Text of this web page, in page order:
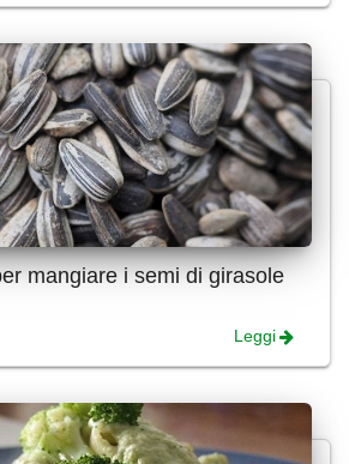
mangiare i semi di girasole
Leggi